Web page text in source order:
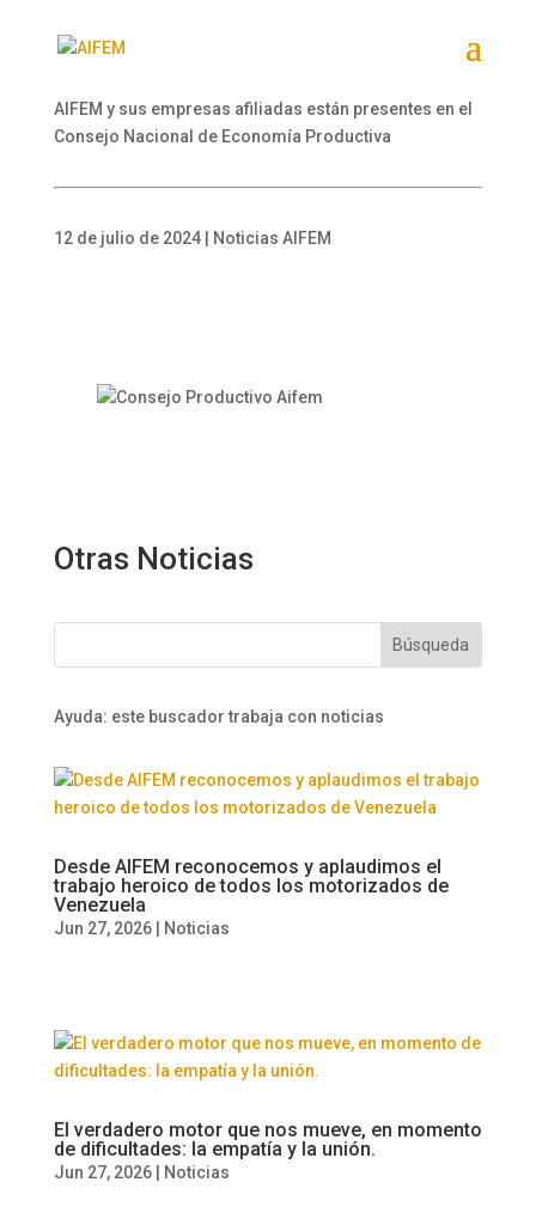
AIFEM y sus empresas afiliadas están presentes en el
Consejo Nacional de Economía Productiva
12 de julio de 2024 | Noticias AIFEM
Otras Noticias
Ayuda: este buscador trabaja con noticias
Desde AIFEM reconocemos y aplaudimos el
trabajo heroico de todos los motorizados de
Venezuela
Jun 27, 2026| Noticias
El verdadero motor que nos mueve, en momento
de dificultades: la empatía y la unión.
Jun 27, 2026| Noticias